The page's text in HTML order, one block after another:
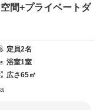
間+プライベートダ
定員2名
浴室1室
広さ65㎡